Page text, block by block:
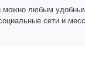
можно любым
сети и